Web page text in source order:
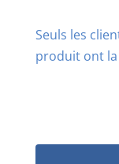
Seuls les
produit ont la